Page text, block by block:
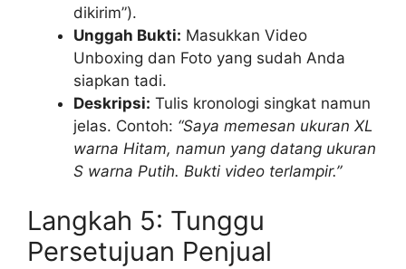
dikirim”).
Unggah Bukti: Masukkan Video
Unboxing dan Foto yang sudah Anda
siapkan tadi.
Deskripsi: Tulis kronologi singkat namun
jelas. Contoh: “Saya memesan ukuran XL
warna Hitam, namun yang datang ukuran
S warna Putih. Bukti video terlampir.”
Langkah 5: Tunggu
Persetujuan Penjual